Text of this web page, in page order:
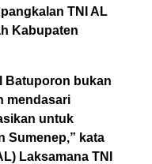
TNI AL
Kabupaten
Batuporon bukan
mendasari
untuk
Sumenep,” kata
Laksamana TNI